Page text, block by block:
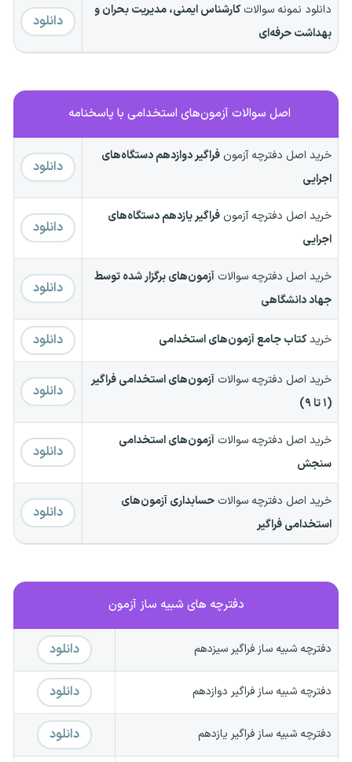
دانلود نمونه سوالاتکارشناس ایمنی، مدیریت بحران و
بهداشت حرفه‌ای
دانلود
اصل سوالات آزمون‌های استخدامی با پاسخنامه
خرید اصل دفترچه آزمون فراگیر دوازدهم دستگاه‌های
اجرایی
دانلود
خرید اصل دفترچه آزمون فراگیر یازدهم دستگاه‌های
اجرایی
دانلود
خرید اصل دفترچه سوالات آزمون‌های برگزار شده توسط
جهاد دانشگاهی
دانلود
خریدکتاب جامع آزمون‌های استخدامی دانلود
خرید اصل دفترچه سوالات آزمون‌های استخدامی فراگیر
(۱ تا ۹)
دانلود
خرید اصل دفترچه سوالات آزمون‌های استخدامی
سنجش
دانلود
خرید اصل دفترچه سوالات حسابداری آزمون‌های
استخدامی فراگیر
دانلود
دفترچه های شبیه ساز آزمون
دفترچه شبیه ساز فراگیر سیزدهم دانلود
دفترچه شبیه ساز فراگیر دوازدهم دانلود
دفترچه شبیه ساز فراگیر یازدهم دانلود